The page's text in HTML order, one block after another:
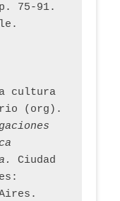
75-91.
cultura
Ciudad